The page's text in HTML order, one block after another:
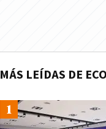
MÁS LEÍDAS DE